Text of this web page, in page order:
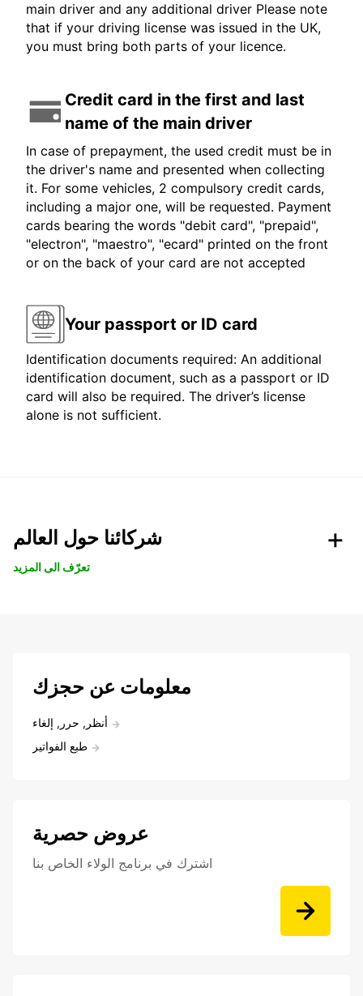
main driver and any additional driver Please note
that if your driving license was issued in the UK,
you must bring both parts of your licence.
Credit card in the first and last
name of the main driver
In case of prepayment, the used credit must be in
the driver's name and presented when collecting
it. For some vehicles, 2 compulsory credit cards,
including a major one, will be requested. Payment
cards bearing the words "debit card", "prepaid",
"electron", "maestro", "ecard" printed on the front
or on the back of your card are not accepted
Your passport or ID card
Identification documents required: An additional
identification document, such as a passport or ID
card will also be required. The driver’s license
alone is not sufficient.
شركائنا حول العالم
تعرّف الى المزيد
معلومات عن حجزك
أنظر, حرر, إلغاء
طبع الفواتير
عروض حصرية
اشترك في برنامج الولاء الخاص بنا